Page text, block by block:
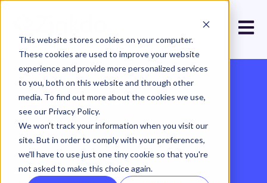
This website stores cookies on your computer.
These cookies are used to improve your website
experience and provide more personalized services
to you, both on this website and through other
media. To find out more about the cookies we use,
see our Privacy Policy.
We won't track your information when you visit our
site. But in order to comply with your preferences,
we'll have to use just one tiny cookie so that you're
not asked to make this choice again.
← Ver todos los proyectos